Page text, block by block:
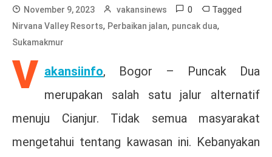
November 9, 2023 vakansinews 0 Tagged
Nirvana Valley Resorts, Perbaikan jalan, puncak dua,
Sukamakmur
V akansiinfo, Bogor – Puncak Dua
merupakan salah satu jalur alternatif
menuju Cianjur. Tidak semua masyarakat
mengetahui tentang kawasan ini. Kebanyakan